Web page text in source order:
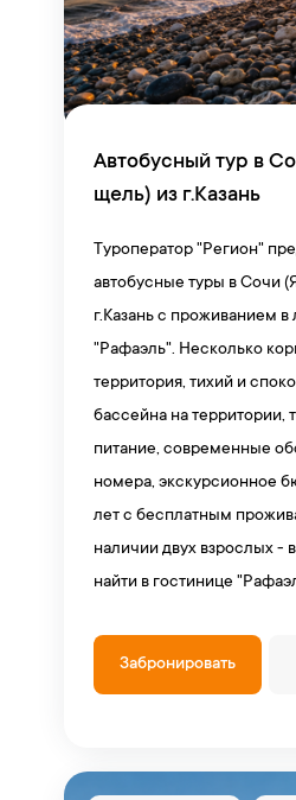
Автобусный тур в
щель) из г.Казань
Туроператор "Регион"
автобусные туры в Сочи
г.Казань с проживанием
"Рафаэль". Несколько
территория, тихий и
бассейна на территории,
питание, современные
номера, экскурсионное
лет с бесплатным
наличии двух взрослых -
найти в гостинице
Забронировать